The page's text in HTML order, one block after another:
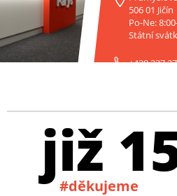
506 01 Jičín
Po-Ne:
Státní
+420 227
již
#děkujeme